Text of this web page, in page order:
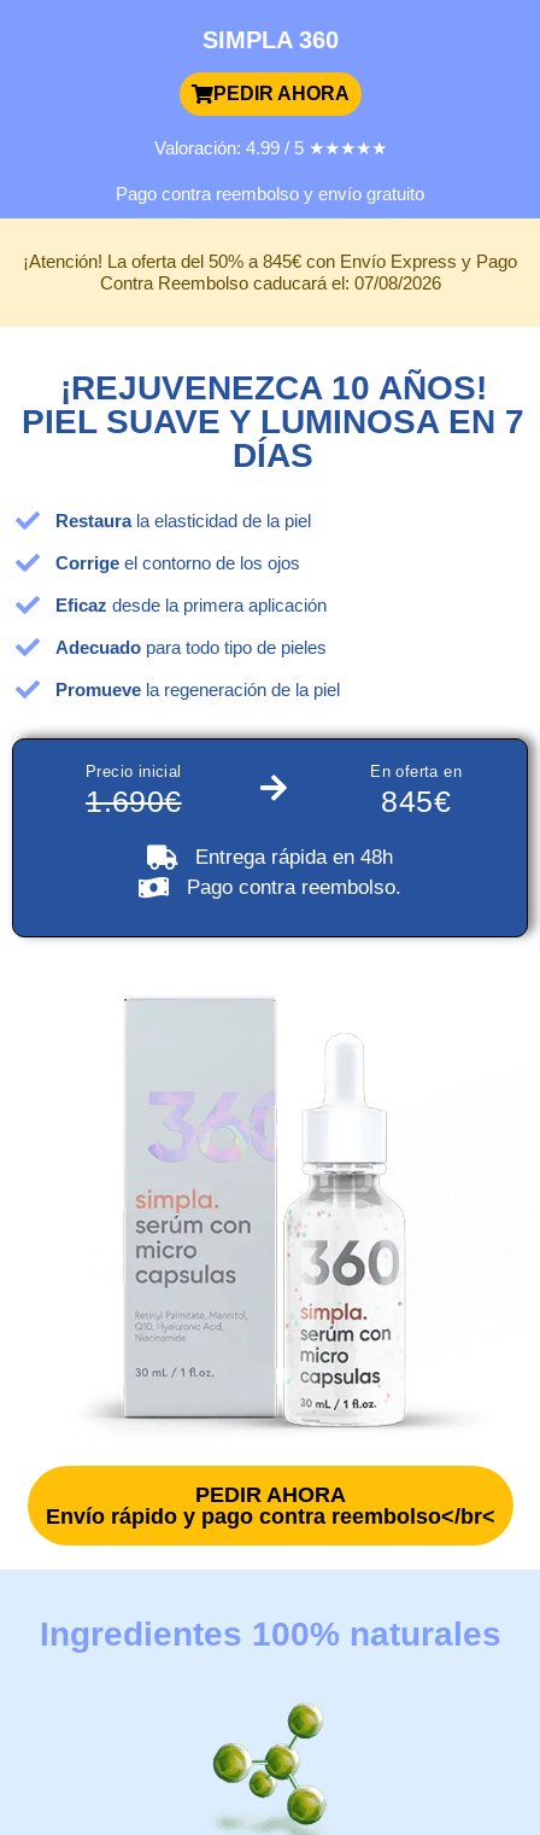
SIMPLA 360
PEDIR AHORA
Valoración: 4.99 / 5 ★★★★★
Pago contra reembolso y envío gratuito
¡Atención! La oferta del 50% a 845€ con Envío Express y Pago
Contra Reembolso caducará el: 07/08/2026
¡REJUVENEZCA 10 AÑOS!
PIEL SUAVE Y LUMINOSA EN 7
DÍAS
Restaurala elasticidad de la piel
Corrige el contorno de los ojos
Eficaz desde la primera aplicación
Adecuado para todo tipo de pieles
Promueve la regeneración de la piel
Precio inicial
1.690€
En oferta en
845€
Entrega rápidaen 48h
Pago contra reembolso.
PEDIR AHORA
Envío rápido y pago contra reembolso</br<
Ingredientes 100% naturales